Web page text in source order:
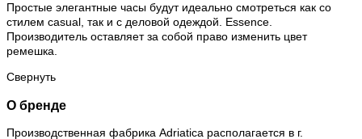
Простые элегантные часы будут идеально смотреться как со
стилем casual, так и с деловой одеждой. Essence.
Производитель оставляет за собой право изменить цвет
ремешка.
Свернуть
О бренде
Производственная фабрика Adriatica располагается в г.